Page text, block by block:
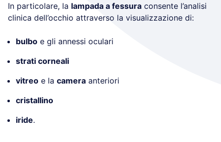
In particolare, la lampada a fessura consente l’analisi
clinica dell’occhio attraverso la visualizzazione di:
bulbo e gli annessi oculari
strati corneali
vitreo e la camera anteriori
cristallino
iride.